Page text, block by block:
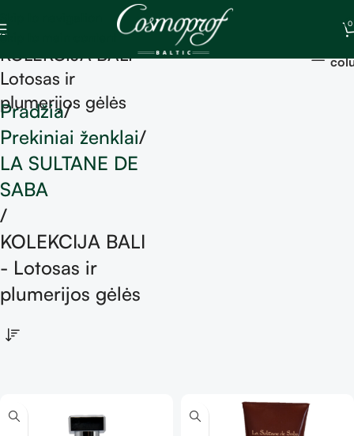
Skip to main content
0
KOLEKCIJA BALI -
Lotosas ir
plumerijos gėlės
Pradžia
Prekiniai ženklai
LA SULTANE DE
SABA
KOLEKCIJA BALI
- Lotosas ir
plumerijos gėlės